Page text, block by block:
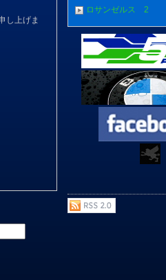
し上げま
ロサンゼルス 2